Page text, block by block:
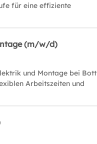
für eine effiziente
(m/w/d)
und Montage bei Bott
Arbeitszeiten und